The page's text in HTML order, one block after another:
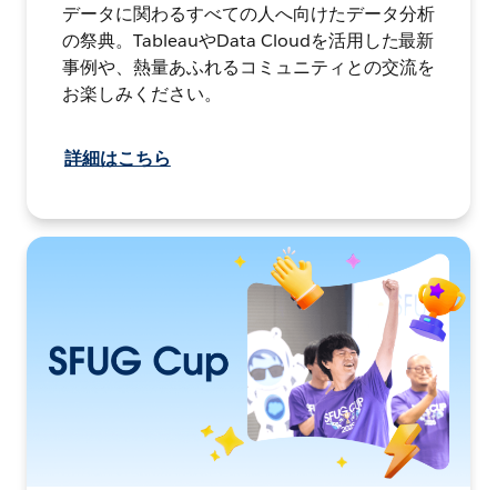
データに関わるすべての人へ向けたデータ分析
の祭典。TableauやData Cloudを活用した最新
事例や、熱量あふれるコミュニティとの交流を
お楽しみください。
詳細はこちら